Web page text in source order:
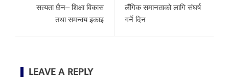
सत्यता छैन– शिक्षा विकास
तथा समन्वय इकाइ
लैंगिक समानताको लागि संघर्ष
गर्ने दिन
LEAVE A REPLY